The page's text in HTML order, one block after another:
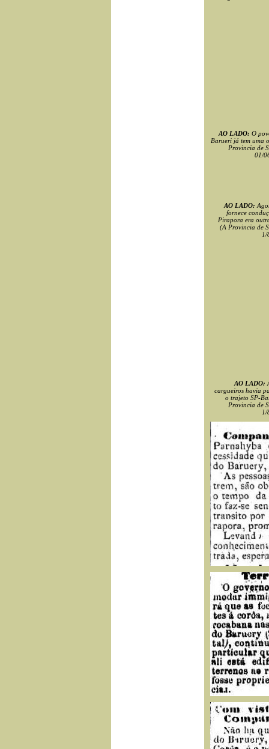
AO LADO: O
Barueri já tem uma
Provincia de
01/
AO LADO:
fornece
Pirapora era
(A Provincia de
AO LADO:
cargueiros havia
o trajeto SP-
Provincia de